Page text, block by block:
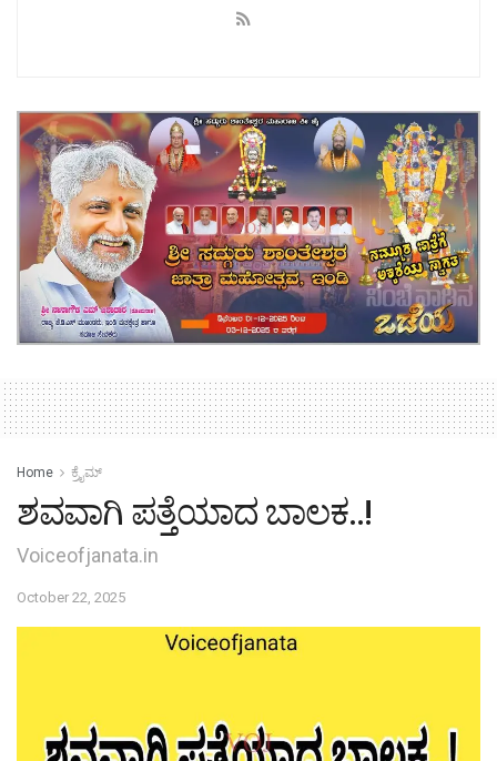
Home ಕ್ರೈಮ್‌
ಶವವಾಗಿ ಪತ್ತೆಯಾದ ಬಾಲಕ..!
Voiceofjanata.in
October 22, 2025